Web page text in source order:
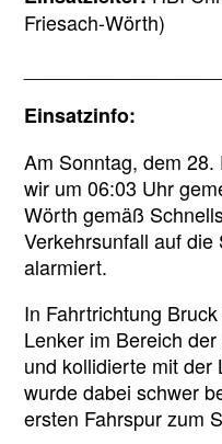
Friesach-Wörth)
Einsatzinfo:
Am Sonntag, dem
wir um 06:03 Uhr
Wörth gemäß
Verkehrsunfall auf
alarmiert.
In Fahrtrichtung
Lenker im Bereich
und kollidierte mit der
wurde dabei schwer
ersten Fahrspur zum